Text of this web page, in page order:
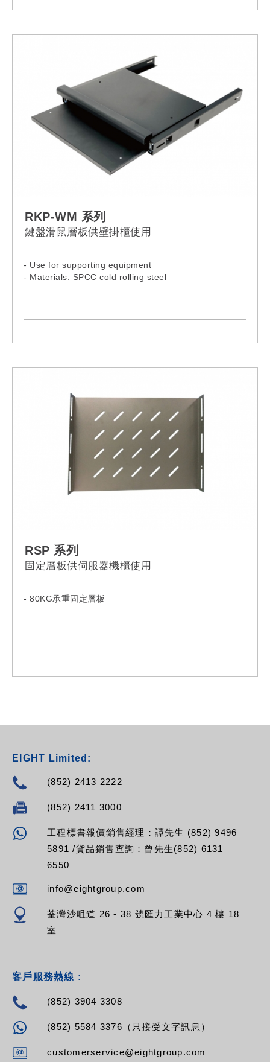
RPV-08NF-13L-16A
RPV-08NF-13L-32A
RPV-08NF-13R-13A
RPV-08NF-13R-C14
RPV-08NF-13R-C20
RPV-08NF-13R-16A
RPV-08NF-13R-32A
RPV-08NF-C13-13A
RPV-08NF-C13-C14
RPV-08NF-C13-32A
RPV-08NF-C19-13A
RPV-08NF-C19-C14
RPV-08NF-C19-32A
RKP-WM 系列
鍵盤滑鼠層板供壁掛櫃使用
- Use for supporting equipment
- Materials: SPCC cold rolling steel
RSP 系列
固定層板供伺服器機櫃使用
- 80KG承重固定層板
EIGHT Limited:
(852) 2413 2222
(852) 2411 3000
工程標書報價銷售經理：譚先生 (852) 9496
5891 /貨品銷售查詢：曾先生(852) 6131
6550
info@eightgroup.com
荃灣沙咀道 26 - 38 號匯力工業中心 4 樓 18
室
客戶服務熱線 :
(852) 3904 3308
(852) 5584 3376（只接受文字訊息）
customerservice@eightgroup.com